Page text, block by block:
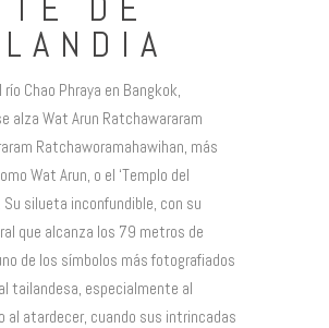
DE
Chao Phraya en Bangkok,
alza Wat Arun Ratchawararam
Ratchaworamahawihan, más
Wat Arun, o el ‘Templo del
Su silueta inconfundible, con su
que alcanza los 79 metros de
de los símbolos más fotografiados
tailandesa, especialmente al
al atardecer, cuando sus intrincadas